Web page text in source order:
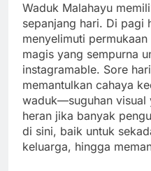
Waduk Malahayu
sepanjang hari. Di pagi
menyelimuti
magis yang sempurna
instagramable. Sore
memantulkan cahaya
waduk—suguhan visual
heran jika banyak
di sini, baik untuk
keluarga, hingga